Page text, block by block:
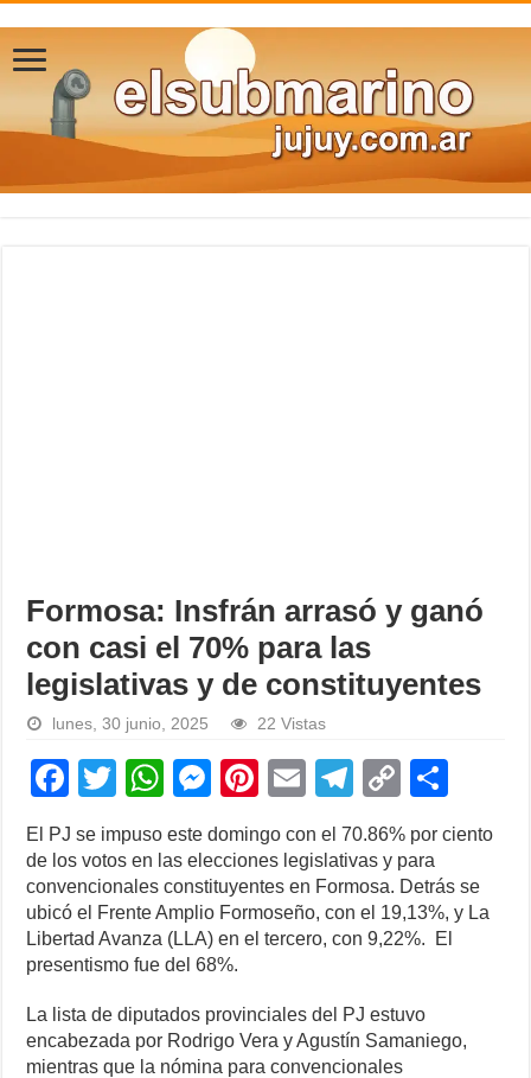
Formosa: Insfrán arrasó y ganó
con casi el 70% para las
legislativas y de constituyentes
lunes, 30 junio, 2025 22 Vistas
F
a
c
e
b
o
o
k
T
tt
er
W
at
s
A
p
p
M
e
ss
e
n
g
er
Pi
er
e
st
E
m
ail
T
el
e
gr
a
C
o
p
y
Li
k
h
ar
e
El PJ se impuso este domingo con el 70.86% por ciento
de los votos en las elecciones legislativas y para
convencionales constituyentes en Formosa. Detrás se
ubicó el Frente Amplio Formoseño, con el 19,13%, y La
Libertad Avanza (LLA) en el tercero, con 9,22%. El
presentismo fue del 68%.
La lista de diputados provinciales del PJ estuvo
encabezada por Rodrigo Vera y Agustín Samaniego,
mientras que la nómina para convencionales